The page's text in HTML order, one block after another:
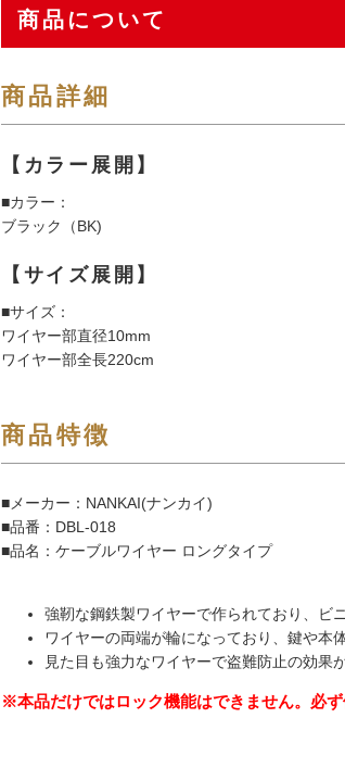
商品について
商品詳細
【カラー展開】
■カラー：
ブラック（BK)
【サイズ展開】
■サイズ：
ワイヤー部直径10mm
ワイヤー部全長220cm
商品特徴
■メーカー：NANKAI(ナンカイ)
■品番：DBL-018
■品名：ケーブルワイヤー ロングタイプ
強靭な鋼鉄製ワイヤーで作られており、ビ
ワイヤーの両端が輪になっており、鍵や本
見た目も強力なワイヤーで盗難防止の効果
※本品だけではロック機能はできません。必ず